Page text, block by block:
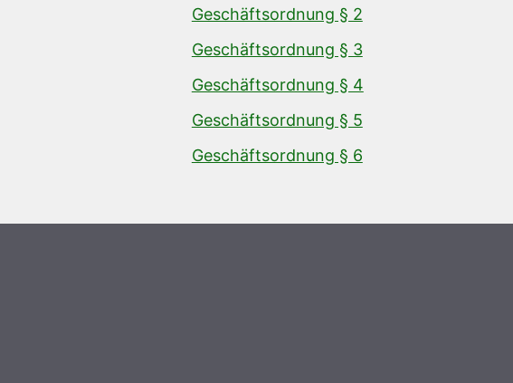
Geschäftsordnung § 2
Geschäftsordnung § 3
Geschäftsordnung § 4
Geschäftsordnung § 5
Geschäftsordnung § 6